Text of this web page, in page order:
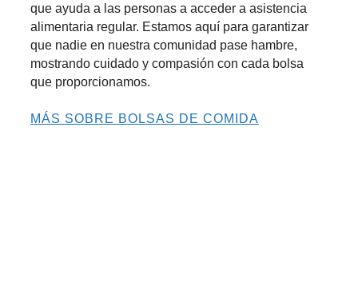
que ayuda a las personas a acceder a asistencia
alimentaria regular. Estamos aquí para garantizar
que nadie en nuestra comunidad pase hambre,
mostrando cuidado y compasión con cada bolsa
que proporcionamos.
MÁS SOBRE BOLSAS DE COMIDA